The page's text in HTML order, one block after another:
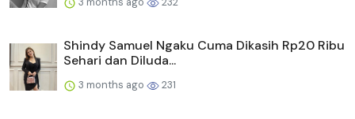
Shindy Samuel Ngaku Cuma Dikasih Rp20 Ribu
Sehari dan Diluda...
3 months ago 231